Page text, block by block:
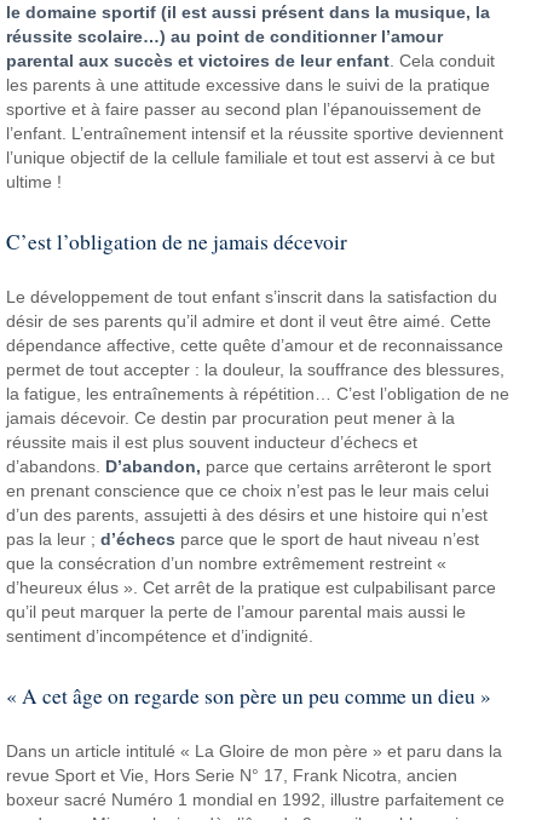
le domaine sportif (il est aussi présent dans la musique, la
réussite scolaire…) au point de conditionner l’amour
parental aux succès et victoires de leur enfant . Cela conduit
les parents à une attitude excessive dans le suivi de la pratique
sportive et à faire passer au second plan l’épanouissement de
l’enfant. L’entraînement intensif et la réussite sportive deviennent
l’unique objectif de la cellule familiale et tout est asservi à ce but
ultime !
C’est l’obligation de ne jamais décevoir
Le développement de tout enfant s’inscrit dans la satisfaction du
désir de ses parents qu’il admire et dont il veut être aimé. Cette
dépendance affective, cette quête d’amour et de reconnaissance
permet de tout accepter : la douleur, la souffrance des blessures,
la fatigue, les entraînements à répétition… C’est l’obligation de ne
jamais décevoir. Ce destin par procuration peut mener à la
réussite mais il est plus souvent inducteur d’échecs et
d’abandons. D’abandon, parce que certains arrêteront le sport
en prenant conscience que ce choix n’est pas le leur mais celui
d’un des parents, assujetti à des désirs et une histoire qui n’est
pas la leur ;d’échecs parce que le sport de haut niveau n’est
que la consécration d’un nombre extrêmement restreint «
d’heureux élus ». Cet arrêt de la pratique est culpabilisant parce
qu’il peut marquer la perte de l’amour parental mais aussi le
sentiment d’incompétence et d’indignité.
« A cet âge on regarde son père un peu comme un dieu »
Dans un article intitulé « La Gloire de mon père » et paru dans la
revue Sport et Vie, Hors Serie N° 17, Frank Nicotra, ancien
boxeur sacré Numéro 1 mondial en 1992, illustre parfaitement ce